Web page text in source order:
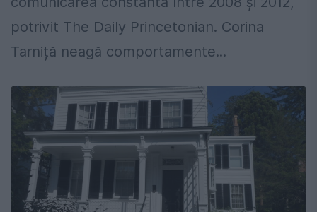
potrivit The Daily Princetonian. Corina
Tarniță neagă comportamente...